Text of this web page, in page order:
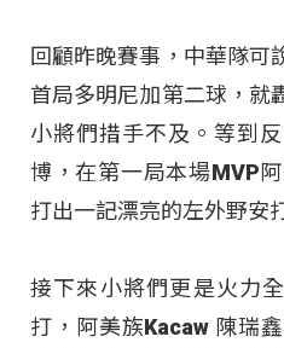
回顧昨晚賽事，中華隊可
首局多明尼加第二球，就
小將們措手不及。等到
博，在第一局本場MVP
打出一記漂亮的左外野安
接下來小將們更是火力
打，阿美族Kacaw 陳瑞